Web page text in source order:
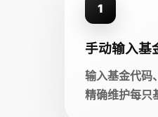
1
手动输入基
输入基金代码
精确维护每只